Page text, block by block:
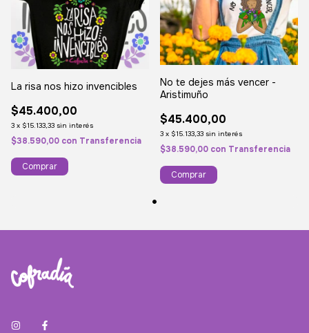
La risa nos hizo invencibles
$45.400,00
3 x $15.133,33 sin interés
$38.590,00 con Transferencia
Comprar
No te dejes más vencer -
Aristimuño
$45.400,00
3 x $15.133,33 sin interés
$38.590,00 con Transferencia
Comprar